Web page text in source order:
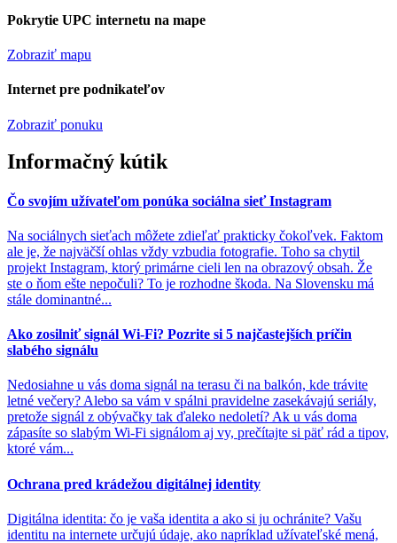
Pokrytie UPC internetu na mape
Zobraziť mapu
Internet pre podnikateľov
Zobraziť ponuku
Informačný kútik
Čo svojím užívateľom ponúka sociálna sieť Instagram
Na sociálnych sieťach môžete zdieľať prakticky čokoľvek. Faktom
ale je, že najväčší ohlas vždy vzbudia fotografie. Toho sa chytil
projekt Instagram, ktorý primárne cieli len na obrazový obsah. Že
ste o ňom ešte nepočuli? To je rozhodne škoda. Na Slovensku má
stále dominantné...
Ako zosilniť signál Wi-Fi? Pozrite si 5 najčastejších príčin
slabého signálu
Nedosiahne u vás doma signál na terasu či na balkón, kde trávite
letné večery? Alebo sa vám v spálni pravidelne zasekávajú seriály,
pretože signál z obývačky tak ďaleko nedoletí? Ak u vás doma
zápasíte so slabým Wi-Fi signálom aj vy, prečítajte si päť rád a tipov,
ktoré vám...
Ochrana pred krádežou digitálnej identity
Digitálna identita: čo je vaša identita a ako si ju ochránite? Vašu
identitu na internete určujú údaje, ako napríklad užívateľské mená,